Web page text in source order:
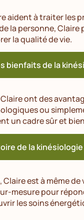
aident à traiter les
la personne,
la qualité de vie.
bienfaits de la
ont des
ou
un cadre sûr et
de la kinésiologie
est à même
mesure pour
les soins